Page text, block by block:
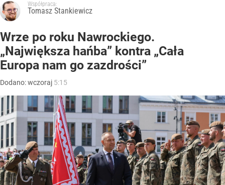
Współpraca:
Tomasz Stankiewicz
Wrze po roku Nawrockiego.
„Największa hańba” kontra „Cała
Europa nam go zazdrości”
Dodano:wczoraj 5:15